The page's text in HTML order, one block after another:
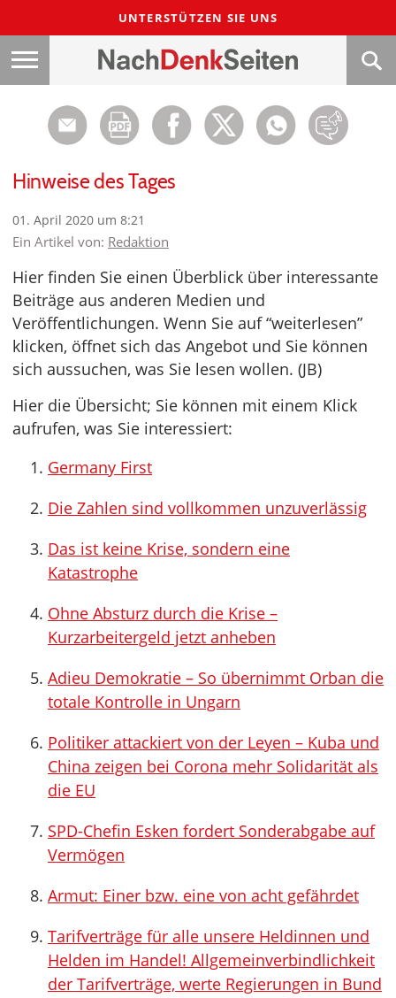
UNTERSTÜTZEN SIE UNS
Hinweise des Tages
01. April 2020 um 8:21
Ein Artikel von: Redaktion
Hier finden Sie einen Überblick über interessante
Beiträge aus anderen Medien und
Veröffentlichungen. Wenn Sie auf “weiterlesen”
klicken, öffnet sich das Angebot und Sie können
sich aussuchen, was Sie lesen wollen. (JB)
Hier die Übersicht; Sie können mit einem Klick
aufrufen, was Sie interessiert:
Germany First
Die Zahlen sind vollkommen unzuverlässig
Das ist keine Krise, sondern eine
Katastrophe
Ohne Absturz durch die Krise –
Kurzarbeitergeld jetzt anheben
Adieu Demokratie – So übernimmt Orban die
totale Kontrolle in Ungarn
Politiker attackiert von der Leyen – Kuba und
China zeigen bei Corona mehr Solidarität als
die EU
SPD-Chefin Esken fordert Sonderabgabe auf
Vermögen
Armut: Einer bzw. eine von acht gefährdet
Tarifverträge für alle unsere Heldinnen und
Helden im Handel! Allgemeinverbindlichkeit
der Tarifverträge, werte Regierungen in Bund